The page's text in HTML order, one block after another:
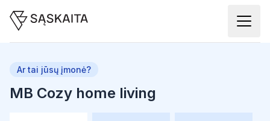
MB Cozy home living
Ar tai jūsų įmonė?